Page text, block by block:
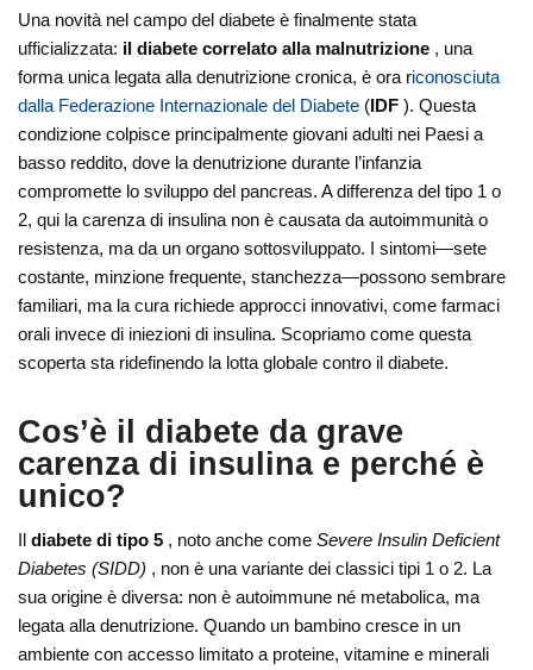
Una novità nel campo del diabete è finalmente stata
ufficializzata: il diabete correlato alla malnutrizione , una
forma unica legata alla denutrizione cronica, è ora riconosciuta
dalla Federazione Internazionale del Diabete (IDF). Questa
condizione colpisce principalmente giovani adulti nei Paesi a
basso reddito, dove la denutrizione durante l’infanzia
compromette lo sviluppo del pancreas. A differenza del tipo 1 o
2, qui la carenza di insulina non è causata da autoimmunità o
resistenza, ma da un organo sottosviluppato. I sintomi—sete
costante, minzione frequente, stanchezza—possono sembrare
familiari, ma la cura richiede approcci innovativi, come farmaci
orali invece di iniezioni di insulina. Scopriamo come questa
scoperta sta ridefinendo la lotta globale contro il diabete.
Cos’è il diabete da grave
carenza di insulina e perché è
unico?
Ildiabete di tipo 5 , noto anche comeSevere Insulin Deficient
Diabetes (SIDD) , non è una variante dei classici tipi 1 o 2. La
sua origine è diversa: non è autoimmune né metabolica, ma
legata alla denutrizione. Quando un bambino cresce in un
ambiente con accesso limitato a proteine, vitamine e minerali